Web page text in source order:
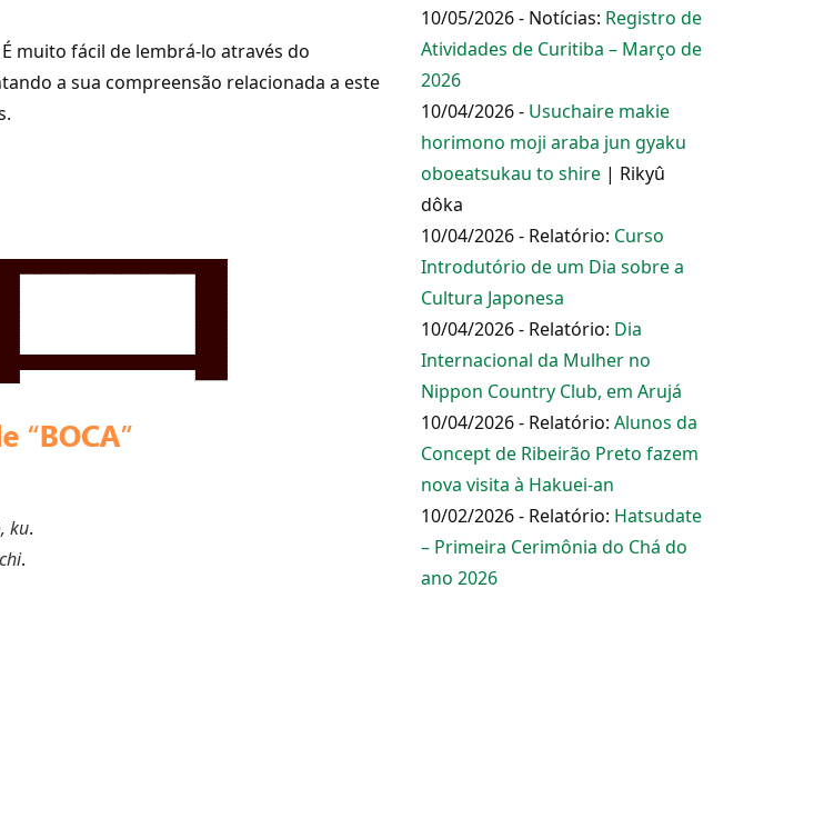
muito fácil de lembrá-lo através do
a sua compreensão relacionada a este
ku.
.
10/05/2026 - Notícias: Registro de
Atividades de Curitiba – Março de
2026
10/04/2026 - Usuchaire makie
horimono moji araba jun gyaku
oboeatsukau to shire| Rikyû
dôka
10/04/2026 - Relatório: Curso
Introdutório de um Dia sobre a
Cultura Japonesa
10/04/2026 - Relatório: Dia
Internacional da Mulher no
Nippon Country Club, em Arujá
10/04/2026 - Relatório: Alunos da
Concept de Ribeirão Preto fazem
nova visita à Hakuei-an
10/02/2026 - Relatório: Hatsudate
– Primeira Cerimônia do Chá do
ano 2026